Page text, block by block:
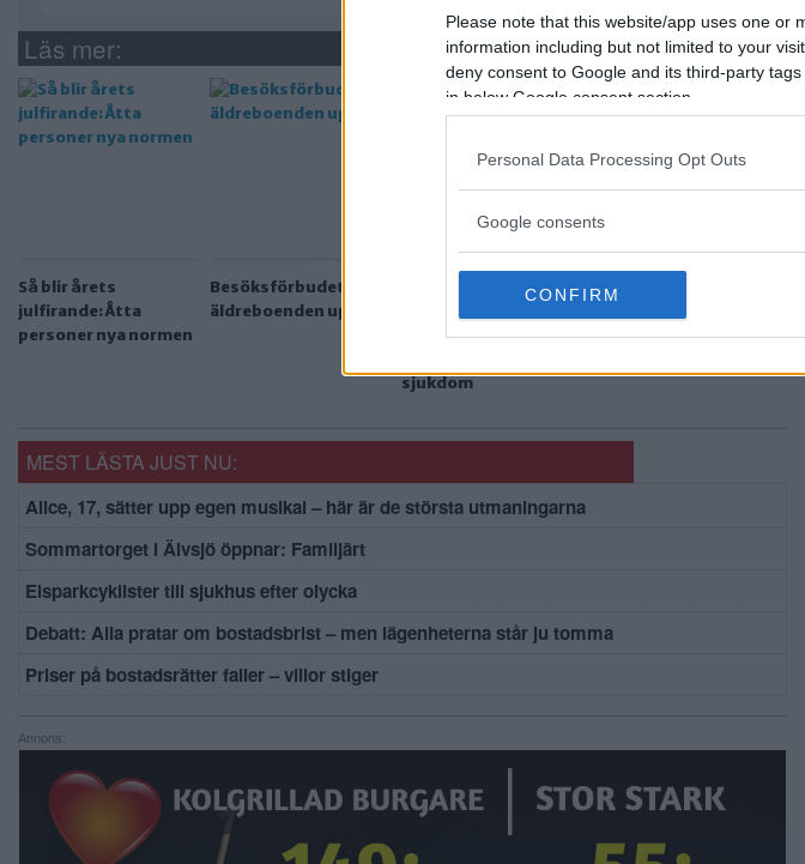
Please note that this website/app uses one or
information including but not limited to your
deny consent to Google and its third-party
in below Google consent section.
Personal Data Processing Opt Outs
Google consents
CONFIRM
Läs mer:
Så blir årets
julfirande: Åtta
personer nya normen
Besöksförbudet på
äldreboenden upphör
Alla restriktioner
inte längre
sjukdom
Folkhälsomyndigheten:
erbjudas vaccin mot
MEST LÄSTA JUST NU:
Alice, 17, sätter upp egen musikal – här är de största utmaningarna
Sommartorget i Älvsjö öppnar: Familjärt
Elsparkcyklister till sjukhus efter olycka
Debatt: Alla pratar om bostadsbrist – men lägenheterna står ju tomma
Priser på bostadsrätter faller – villor stiger
Annons: